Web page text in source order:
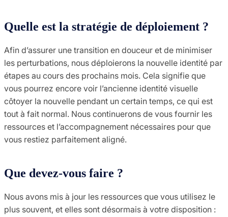
Quelle est la stratégie de déploiement ?
Afin d’assurer une transition en douceur et de minimiser
les perturbations, nous déploierons la nouvelle identité par
étapes au cours des prochains mois. Cela signifie que
vous pourrez encore voir l’ancienne identité visuelle
côtoyer la nouvelle pendant un certain temps, ce qui est
tout à fait normal. Nous continuerons de vous fournir les
ressources et l’accompagnement nécessaires pour que
vous restiez parfaitement aligné.
Que devez-vous faire ?
Nous avons mis à jour les ressources que vous utilisez le
plus souvent, et elles sont désormais à votre disposition :